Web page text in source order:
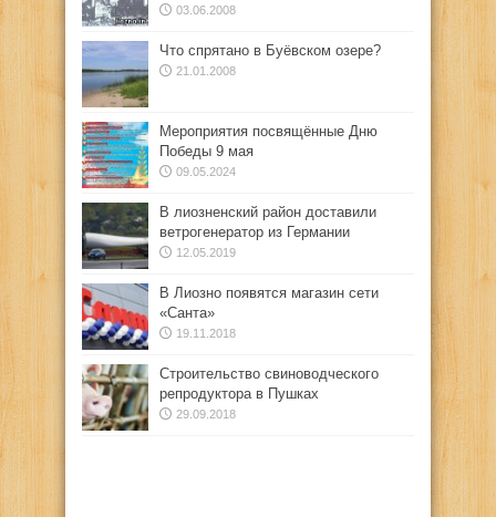
03.06.2008
Что спрятано в Буёвском озере?
21.01.2008
Мероприятия посвящённые Дню
Победы 9 мая
09.05.2024
В лиозненский район доставили
ветрогенератор из Германии
12.05.2019
В Лиозно появятся магазин сети
«Санта»
19.11.2018
Строительство свиноводческого
репродуктора в Пушках
29.09.2018